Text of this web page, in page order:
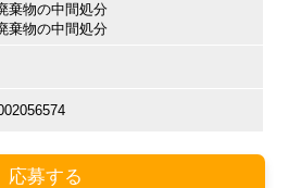
棄物の中間処分
棄物の中間処分
応募する